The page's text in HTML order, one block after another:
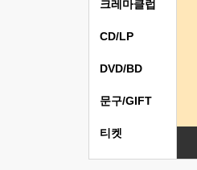
크레마클럽
CD/LP
DVD/BD
문구/GIFT
티켓